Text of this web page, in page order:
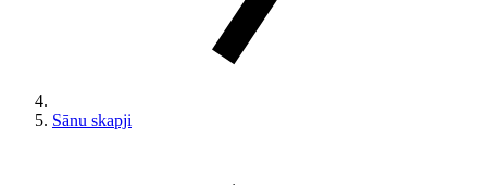
Sānu skapji